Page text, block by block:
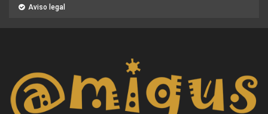
Aviso legal